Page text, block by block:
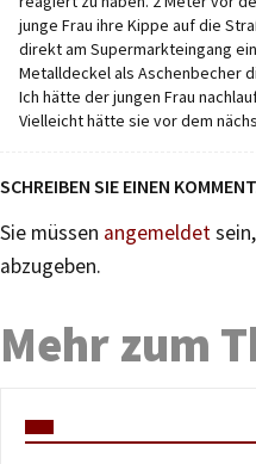
junge Frau ihre Kippe auf die
direkt am Supermarkteingang
Metalldeckel als Aschenbecher
Ich hätte der jungen Frau
Vielleicht hätte sie vor dem
SCHREIBEN SIE EINEN
Sie müssen angemeldet
abzugeben.
Mehr zum